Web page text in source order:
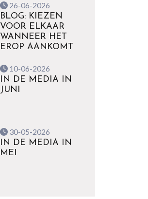
26-06-2026
BLOG: KIEZEN
VOOR ELKAAR
WANNEER HET
EROP AANKOMT
10-06-2026
IN DE MEDIA IN
JUNI
30-05-2026
IN DE MEDIA IN
MEI